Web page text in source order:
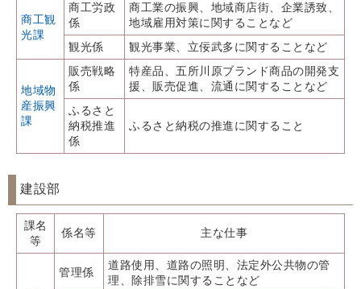
商工観
光課
商工労政
係
商工業の振興、地域商店街、企業誘致、
地域雇用対策に関することなど
観光係
観光事業、立佞武多に関することなど
地域物
産振興
課
販売戦略
係
特産品、五所川原ブランド商品の開発支
援、販売促進、流通に関することなど
ふるさと
納税推進
係
ふるさと納税の推進に関すること
建設部
課名
等
係名等 主な仕事
管理係
道路使用、道路の照明、法定外公共物の管
理、除排雪に関することなど